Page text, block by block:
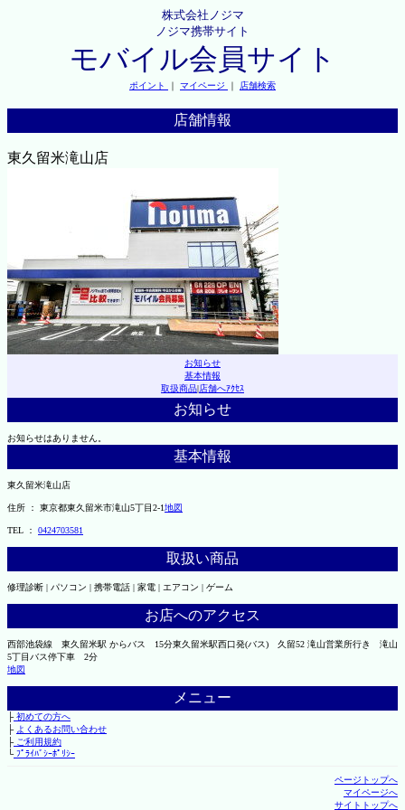
株式会社ノジマ
ノジマ携帯サイト
モバイル会員サイト
ポイント ｜ マイページ ｜ 店舗検索
店舗情報
東久留米滝山店
お知らせ
基本情報
取扱商品|店舗へｱｸｾｽ
お知らせ
お知らせはありません。
基本情報
東久留米滝山店
住所 ： 東京都東久留米市滝山5丁目2-1地図
TEL ： 0424703581
取扱い商品
修理診断 | パソコン | 携帯電話 | 家電 | エアコン | ゲーム
お店へのアクセス
西部池袋線 東久留米駅 からバス 15分東久留米駅西口発(バス) 久留52 滝山営業所行き 滝山
5丁目バス停下車 2分
地図
メニュー
├初めての方へ
├ よくあるお問い合わせ
├ご利用規約
└ﾌﾟﾗｲﾊﾞｼｰﾎﾟﾘｼｰ
ページトップへ
マイページへ
サイトトップへ